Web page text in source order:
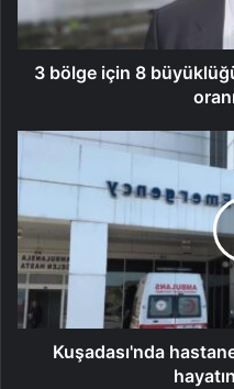
3 bölge için 8
Kuşadası'nda